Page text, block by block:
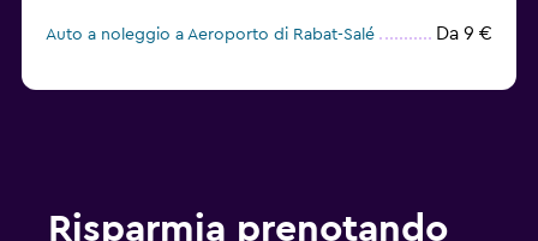
Auto a noleggio a Aeroporto di Rabat-Salé Da 9 €
Risparmia prenotando